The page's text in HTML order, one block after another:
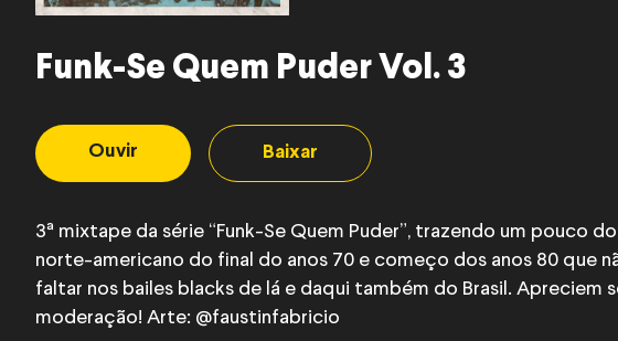
Funk-Se Quem Puder Vol. 3
Ouvir Baixar
3ª mixtape da série “Funk-Se Quem Puder”, trazendo um pouco do
norte-americano do final do anos 70 e começo dos anos 80 que
faltar nos bailes blacks de lá e daqui também do Brasil. Apreciem
moderação! Arte: @faustinfabricio